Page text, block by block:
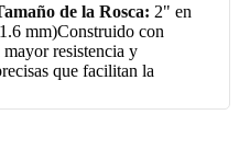
de la Rosca: 2" en
mm)Construido con
resistencia y
que facilitan la